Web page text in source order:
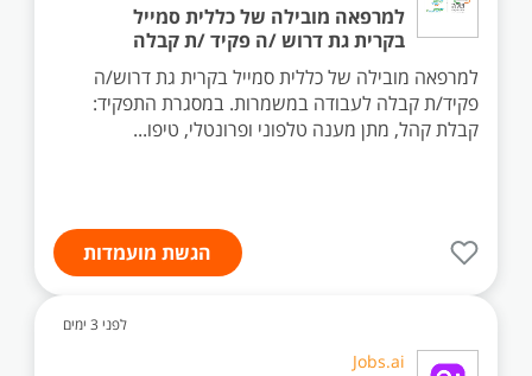
למרפאה מובילה של כללית סמייל
בקרית גת דרוש /ה פקיד /ת קבלה
למרפאה מובילה של כללית סמייל בקרית גת דרוש/ה
פקיד/ת קבלה לעבודה במשמרות. במסגרת התפקיד:
קבלת קהל, מתן מענה טלפוני ופרונטלי, טיפו...
הגשת מועמדות
לפני 3 ימים
Jobs.ai